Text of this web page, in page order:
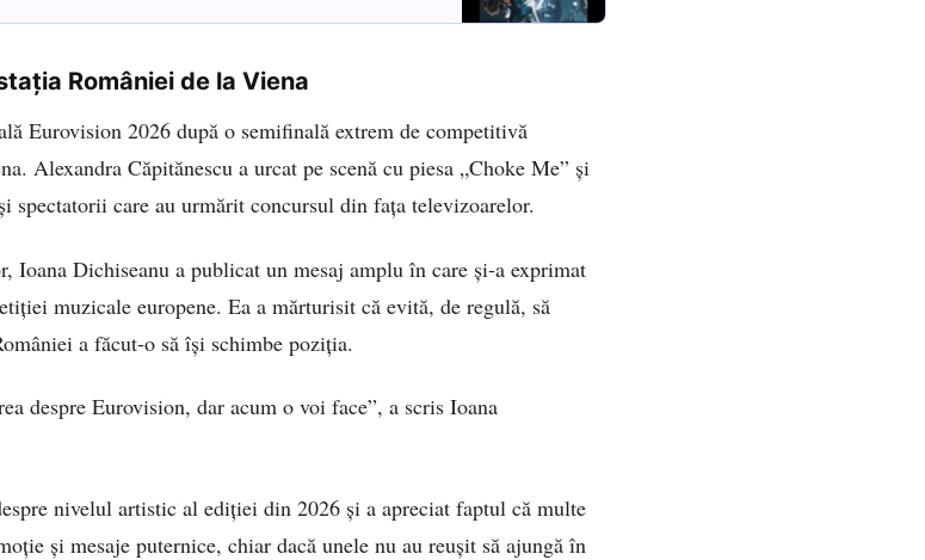
României de la Viena
Eurovision 2026 după o semifinală extrem de competitivă
Alexandra Căpitănescu a urcat pe scenă cu piesa „Choke Me” și
spectatorii care au urmărit concursul din fața televizoarelor.
Ioana Dichiseanu a publicat un mesaj amplu în care și-a exprimat
muzicale europene. Ea a mărturisit că evită, de regulă, să
a făcut-o să își schimbe poziția.
despre Eurovision, dar acum o voi face”, a scris Ioana
nivelul artistic al ediției din 2026 și a apreciat faptul că multe
și mesaje puternice, chiar dacă unele nu au reușit să ajungă în